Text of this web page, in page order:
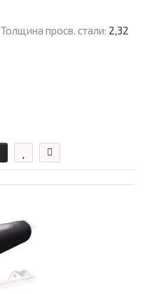
Толщина просв. стали: 2,32